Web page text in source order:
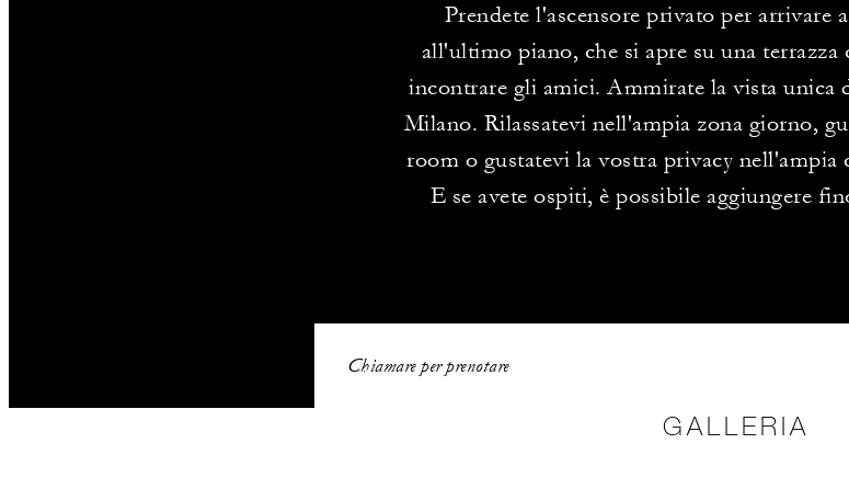
Prendete l'ascensore privato per arrivare
all'ultimo piano, che si apre su una
incontrare gli amici. Ammirate la vista unica
Milano. Rilassatevi nell'ampia zona giorno,
room o gustatevi la vostra privacy nell'ampia
E se avete ospiti, è possibile aggiungere
Chiamare per prenotare
GALLERIA